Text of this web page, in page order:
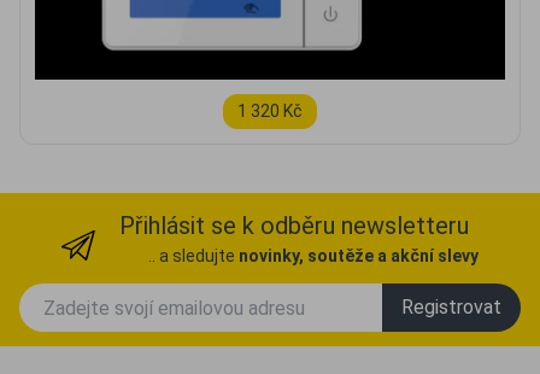
1 320 Kč
Přihlásit se k odběru newsletteru
.. a sledujte novinky, soutěže a akční slevy
Registrovat